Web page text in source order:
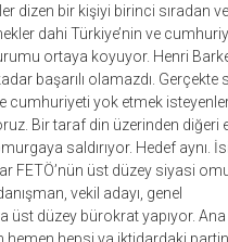
dizen bir kişiyi birinci sıradan
dahi Türkiye’nin ve
ortaya koyuyor. Henri
başarılı olamazdı. Gerçekte
cumhuriyeti yok etmek
Bir taraf din üzerinden diğeri
saldırıyor. Hedef aynı.
FETÖ’nün üst düzey siyasi
vekil adayı, genel
üst düzey bürokrat yapıyor.
hemen hepsi ya iktidardaki